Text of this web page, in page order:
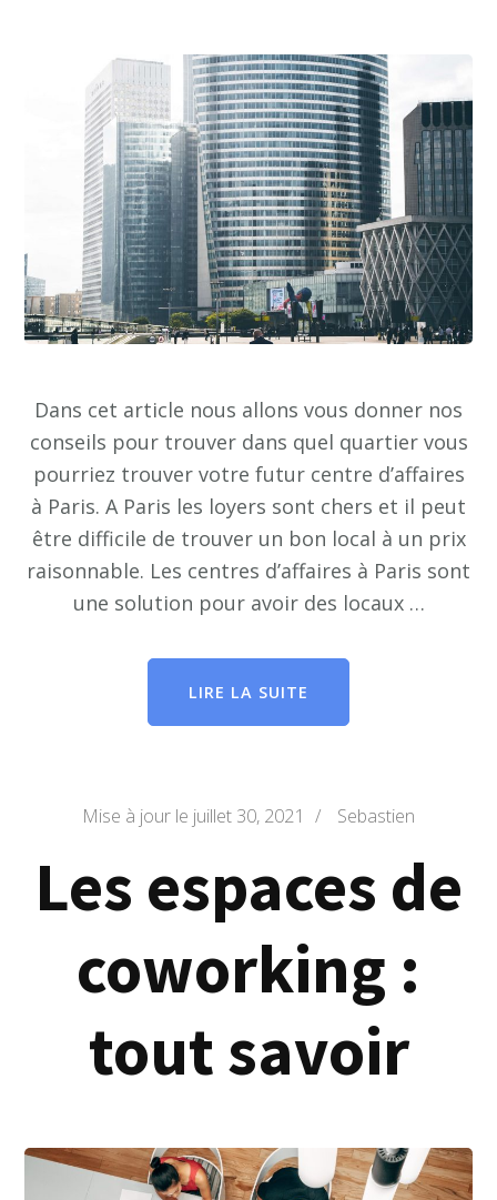
Dans cet article nous allons vous donner nos
conseils pour trouver dans quel quartier vous
pourriez trouver votre futur centre d’affaires
à Paris. A Paris les loyers sont chers et il peut
être difficile de trouver un bon local à un prix
raisonnable. Les centres d’affaires à Paris sont
une solution pour avoir des locaux …
LIRE LA SUITE
Mise à jour le juillet 30, 2021 / Sebastien
Les espaces de
coworking :
tout savoir